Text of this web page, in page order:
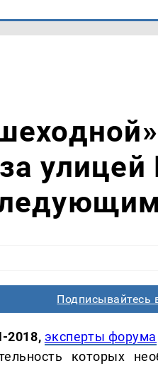
Подписывайтесь
2018, эксперты форума
которых